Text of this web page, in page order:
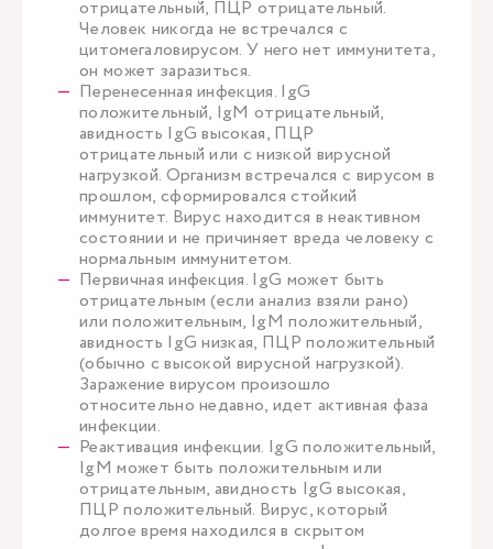
отрицательный, ПЦР отрицательный.
Человек никогда не встречался с
цитомегаловирусом. У него нет иммунитета,
он может заразиться.
Перенесенная инфекция. IgG
положительный, IgM отрицательный,
авидность IgG высокая, ПЦР
отрицательный или с низкой вирусной
нагрузкой. Организм встречался с вирусом в
прошлом, сформировался стойкий
иммунитет. Вирус находится в неактивном
состоянии и не причиняет вреда человеку с
нормальным иммунитетом.
Первичная инфекция. IgG может быть
отрицательным (если анализ взяли рано)
или положительным, IgM положительный,
авидность IgG низкая, ПЦР положительный
(обычно с высокой вирусной нагрузкой).
Заражение вирусом произошло
относительно недавно, идет активная фаза
инфекции.
Реактивация инфекции. IgG положительный,
IgM может быть положительным или
отрицательным, авидность IgG высокая,
ПЦР положительный. Вирус, который
долгое время находился в скрытом